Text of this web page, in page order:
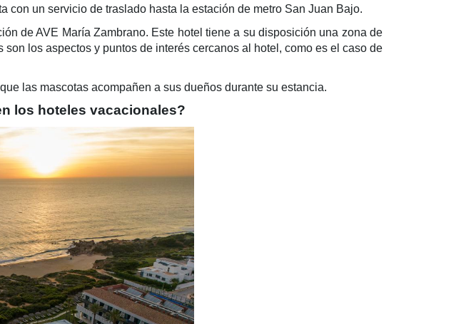
un servicio de traslado hasta la estación de metro San Juan Bajo.
de AVE María Zambrano. Este hotel tiene a su disposición una zona de
los aspectos y puntos de interés cercanos al hotel, como es el caso de
las mascotas acompañen a sus dueños durante su estancia.
los hoteles vacacionales?